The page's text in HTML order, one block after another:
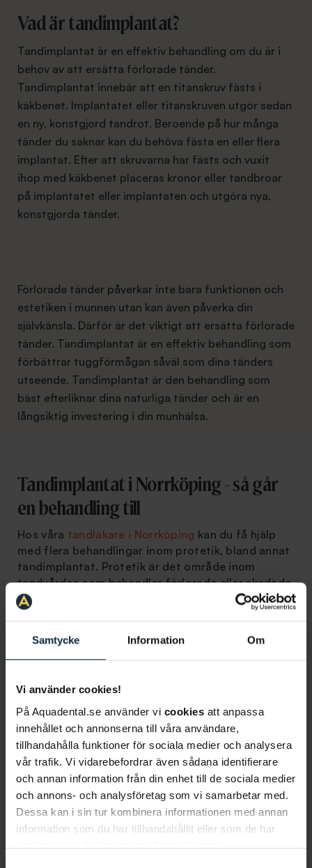
Samtycke Information Om
Vi använder cookies!
På Aquadental.se använder vi cookies att anpassa
innehållet och annonserna till våra användare,
tillhandahålla funktioner för sociala medier och analysera
vår trafik. Vi vidarebefordrar även sådana identifierare
och annan information från din enhet till de sociala medier
och annons- och analysföretag som vi samarbetar med.
Dessa kan i sin tur kombinera informationen med annan
information som du har tillhandahållit eller som de har
samlat in när du har använt deras tjänster.
Vad är tandimplantat?
Tandimplantat är en effektiv behandling om du är i
behov av att ersätta förlorade tänder.
Tandimplantat innebär att en titanskruv fästs i
käkbenet. Implantatet eller titanskruven utgör sedan
en ny, konstgjord tandrot. Beroende på hur många
tänder du saknar kan du behöva fästa en eller flera
implantat. Efter att skruvarna har fästs och vuxit
ihop med käkbenet placeras kronor eller tandbroar
på implantatet eller implantaten och utgöra nya,
konstgjorda tänder.
Förlorade tänder påverkar inte bara funktionen och
estetiken i munnen utan kan även påverka din
självkänsla. Därför är det viktigt att ersätta förlorade
tänder. Tandimplantat är en effektiv behandling som
förbättrar tuggförmågan såväl som dina tänders
utseende. Tandimplantat är den behandling som
bäst efterliknar dina naturliga tänder och är en
långsiktig investering i din munhälsa.
Tandimplantat i Norrköping - så går
en behandling till
Hos våra tandläkare i Norrköping kan du få hjälp
med flera behandlingar inom protetik, bland annat
tandimplantat. Protetik är det område inom
tandvården som behandlar förlorade eller skadade
tänder och vävnader. En behandling med
tandimplantat i Norrköping utförs av våra
erfarenhet med modern teknik och välbeprövade
metoder. För mer information om hur en
till, se nedan.
Konsultation
För att påbörja en behandling med tandimplantat i
Norrköping måste du först boka tid för en
konsultation. Då kommer din tandläkare att
undersöka dina tänder, ditt tandkött och
kontrollera din allmänna munhälsa. Vid behov kan
undersökningen även behöva kompletteras med en